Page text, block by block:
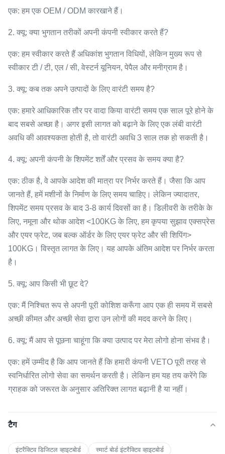
एक: हम एक OEM / ODM कारखाने हैं।
2. क्यू: क्या भुगतान तरीकों अपनी कंपनी स्वीकार करते हैं?
एक: हम स्वीकार करते हैं अधिकांश भुगतान विधियों, लेकिन मुख्य रूप से
स्वीकार टी / टी, एल / सी, वेस्टर्न यूनियन, पेपैल और मनीग्राम है।
3. क्यू: कब तक अपने उत्पादों के लिए वारंटी समय है?
एक: हमारे आधिकारिक तौर पर वादा किया वारंटी समय एक साल पूरे होने के
बाद सबसे अच्छा है। अगर इसी लागत को बढ़ाने के लिए एक लंबी वारंटी
अवधि की आवश्यकता होती है, तो वारंटी अवधि 3 साल तक हो सकती है।
4. क्यू: अपनी कंपनी के शिपमेंट शर्तें और प्रसव के समय क्या है?
एक: ठीक है, वे आपके आदेश की मात्रा पर निर्भर करते हैं। जैसा कि आप
जानते हैं, हमें मशीनों के निर्माण के लिए समय चाहिए। लेकिन ज्यादातर,
शिपमेंट समय प्रसव के बाद 3-8 कार्य दिवसों का है। डिलीवरी के तरीके के
लिए, नमूना और थोक आदेश <100KG के लिए, हम कृपया सुझाव एक्सप्रेस
और एयर फ्रेट, जब बल्क ऑर्डर के लिए एयर फ्रेट और सी शिपिंग>
100KG। विस्तृत लागत के लिए। यह आपके अंतिम आदेश पर निर्भर करता
है।
5. क्यू: आप किसी भी छूट दे?
एक: मैं निश्चित रूप से अपनी पूरी कोशिश करूँगा आप एक ही समय में सबसे
अच्छी कीमत और अच्छी सेवा द्वारा उन लोगों की मदद करने के लिए।
6. क्यू: मैं आप से पूछना चाहूंगा कि क्या उत्पाद पर मेरा लोगो होना संभव है।
एक: हमें उम्मीद है कि आप जानते हैं कि हमारी कंपनी VETO पूरी तरह से
स्वनिर्धारित लोगो सेवा का समर्थन करती है। लेकिन हम यह तय करेंगे कि
ग्राहक को जरूरत के अनुसार अतिरिक्त लागत बढ़ानी है या नहीं।
टैग
इंटरैक्टिव डिजिटल व्हाइटबोर्ड
स्मार्ट बोर्ड इंटरैक्टिव व्हाइटबोर्ड